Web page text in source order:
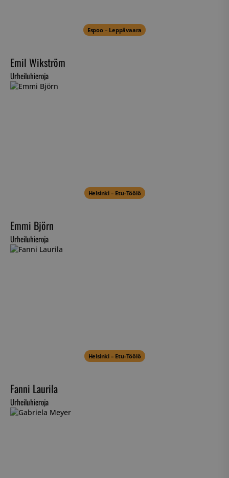
Espoo – Leppävaara
Emil Wikström
Urheiluhieroja
Helsinki – Etu-Töölö
Emmi Björn
Urheiluhieroja
Helsinki – Etu-Töölö
Fanni Laurila
Urheiluhieroja